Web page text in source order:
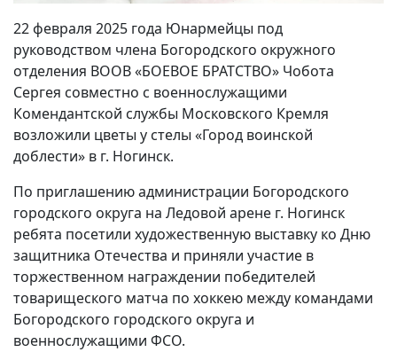
22 февраля 2025 года Юнармейцы под
руководством члена Богородского окружного
отделения ВООВ «БОЕВОЕ БРАТСТВО» Чобота
Сергея совместно с военнослужащими
Комендантской службы Московского Кремля
возложили цветы у стелы «Город воинской
доблести» в г. Ногинск.
По приглашению администрации Богородского
городского округа на Ледовой арене г. Ногинск
ребята посетили художественную выставку ко Дню
защитника Отечества и приняли участие в
торжественном награждении победителей
товарищеского матча по хоккею между командами
Богородского городского округа и
военнослужащими ФСО.